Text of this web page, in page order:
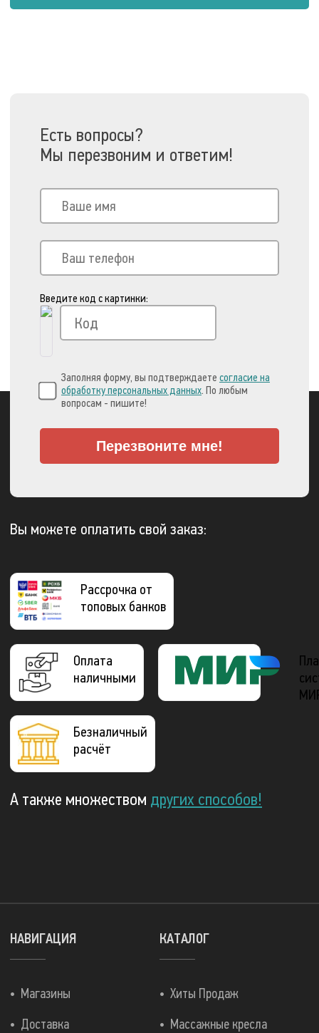
Есть вопросы?
Мы перезвоним и ответим!
Введите код с картинки:
Заполняя форму, вы подтверждаете согласие на
обработку персональных данных. По любым
вопросам - пишите!
Перезвоните мне!
Вы можете оплатить свой заказ:
Рассрочка от
топовых банков
Оплата
наличными
Безналичный
расчёт
А также множеством других способов!
КАТАЛОГ
Хиты Продаж
Массажные кресла
НАВИГАЦИЯ
Магазины
Доставка